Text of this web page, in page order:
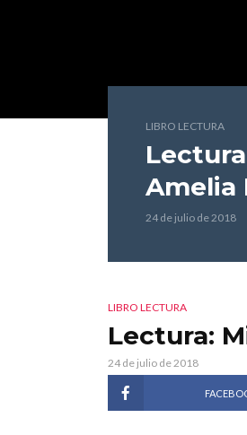
LIBRO LECTURA
Amelia
24 de julio de 2018
LIBRO LECTURA
Lectura:
24 de julio de 2018